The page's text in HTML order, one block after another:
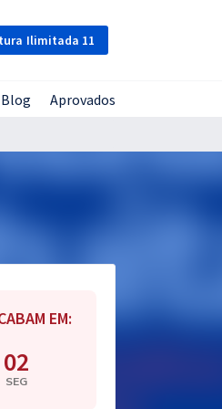
Ilimitada 11
Blog Aprovados
EM:
01
SEG